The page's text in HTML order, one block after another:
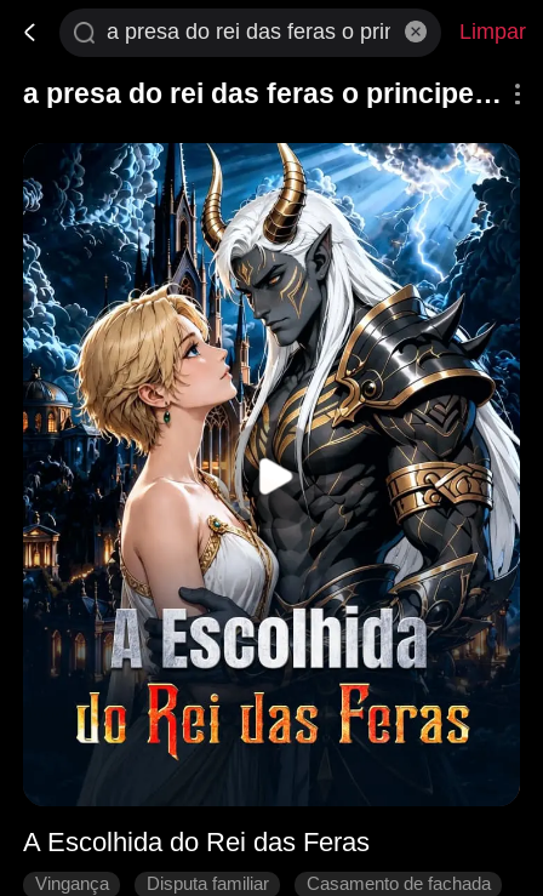
Limpar
a presa do rei das feras o principe e uma menina
A Escolhida do Rei das Feras
Vingança Disputa familiar
Casamento de fachada